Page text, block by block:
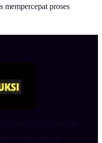
mempercepat proses